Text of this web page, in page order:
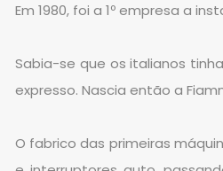
Em 1980, foi a 1º empresa a
Sabia-se que os italianos
expresso. Nascia então a
O fabrico das primeiras